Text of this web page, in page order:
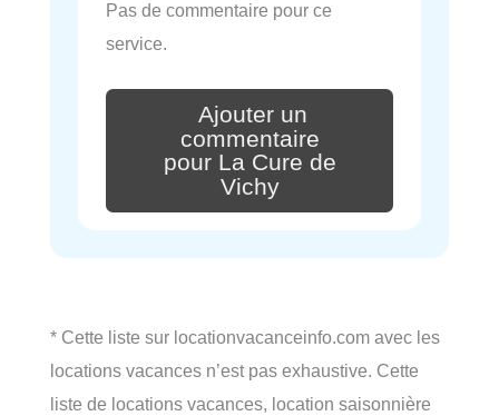
Pas de commentaire pour ce
service.
Ajouter un
commentaire
pour La Cure de
Vichy
* Cette liste sur locationvacanceinfo.com avec les
locations vacances n’est pas exhaustive. Cette
liste de locations vacances, location saisonnière